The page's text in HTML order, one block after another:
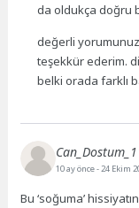
da oldukça doğru
değerli yorumunuz
teşekkür ederim.
belki orada farklı
10 ay önce- 24 Ekim
Bu ‘soğuma’